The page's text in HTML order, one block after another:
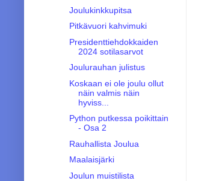
Joulukinkkupitsa
Pitkävuori kahvimuki
Presidenttiehdokkaiden
2024 sotilasarvot
Joulurauhan julistus
Koskaan ei ole joulu ollut
näin valmis näin
hyviss...
Python putkessa poikittain
- Osa 2
Rauhallista Joulua
Maalaisjärki
Joulun muistilista